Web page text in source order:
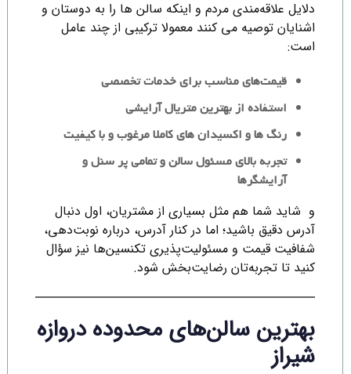
دلایل علاقه‌مندی مردم و اینکه سالن ها را به دوستان و
اشنایان توصیه می کنند معمولا ترکیبی از چند عامل
است:
قیمت‌های مناسب برای خدمات تخصصی
استفاده از بهترین متریال آرایشی
رنگ ها و اکسیدان های کاملا مرغوب و با کیفیت
تجربه بالای مسئول سالن و تمامی پر سنل و
آرایشگرها
و شاید شما هم مثل بسیاری از مشتریان، اول دنبال
آدرس دقیق باشید؛ اما در کنار آدرس، درباره نوبت‌دهی،
شفافیت قیمت و مسئولیت‌پذیری تکنسین‌ها نیز سؤال
کنید تا تجربه‌تان رضایت‌بخش‌ شود.
بهترین سالن‌های محدوده دروازه
شیراز